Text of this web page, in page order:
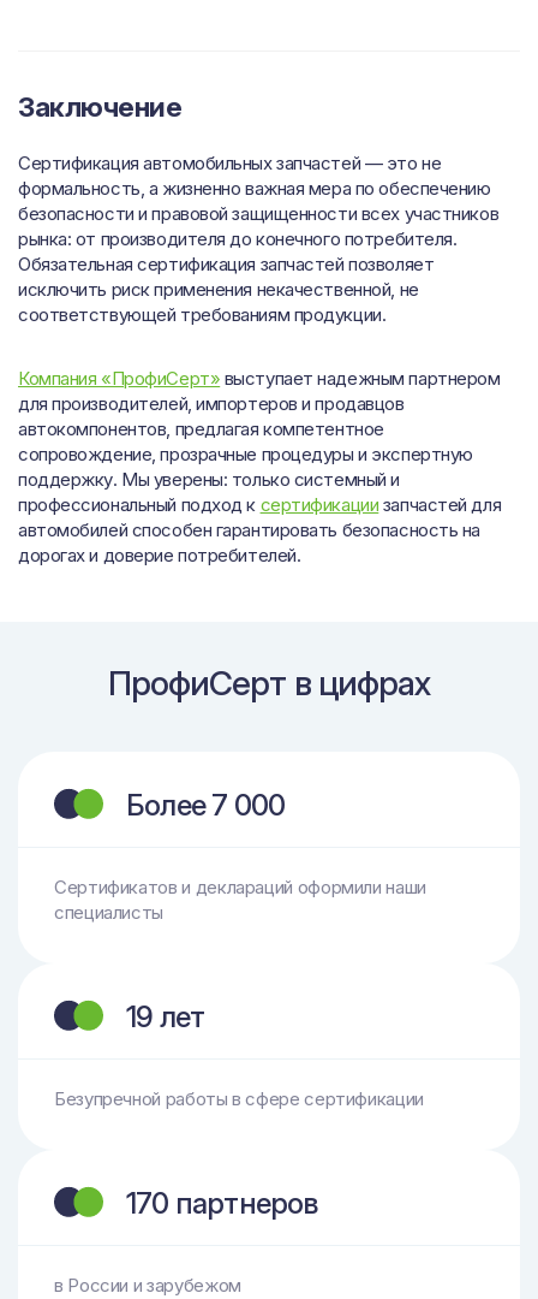
Заключение
Сертификация автомобильных запчастей — это не
формальность, а жизненно важная мера по обеспечению
безопасности и правовой защищенности всех участников
рынка: от производителя до конечного потребителя.
Обязательная сертификация запчастей позволяет
исключить риск применения некачественной, не
соответствующей требованиям продукции.
Компания «ПрофиСерт» выступает надежным партнером
для производителей, импортеров и продавцов
автокомпонентов, предлагая компетентное
сопровождение, прозрачные процедуры и экспертную
поддержку. Мы уверены: только системный и
профессиональный подход к сертификации запчастей для
автомобилей способен гарантировать безопасность на
дорогах и доверие потребителей.
ПрофиСерт в цифрах
Более 7 000
Сертификатов и деклараций оформили наши
специалисты
19 лет
Безупречной работы в сфере сертификации
170 партнеров
в России и зарубежом